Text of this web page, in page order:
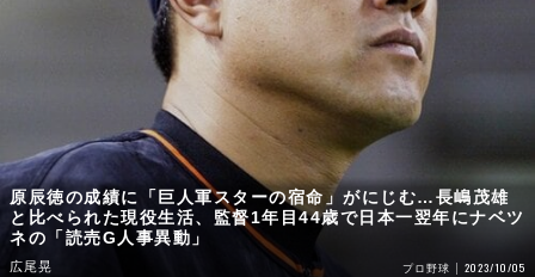
原辰徳の成績に「巨人軍スターの宿命」がにじむ…長嶋茂雄
と比べられた現役生活、監督1年目44歳で日本一翌年にナベツ
ネの「読売G人事異動」
広尾晃 プロ野球 2023/10/05